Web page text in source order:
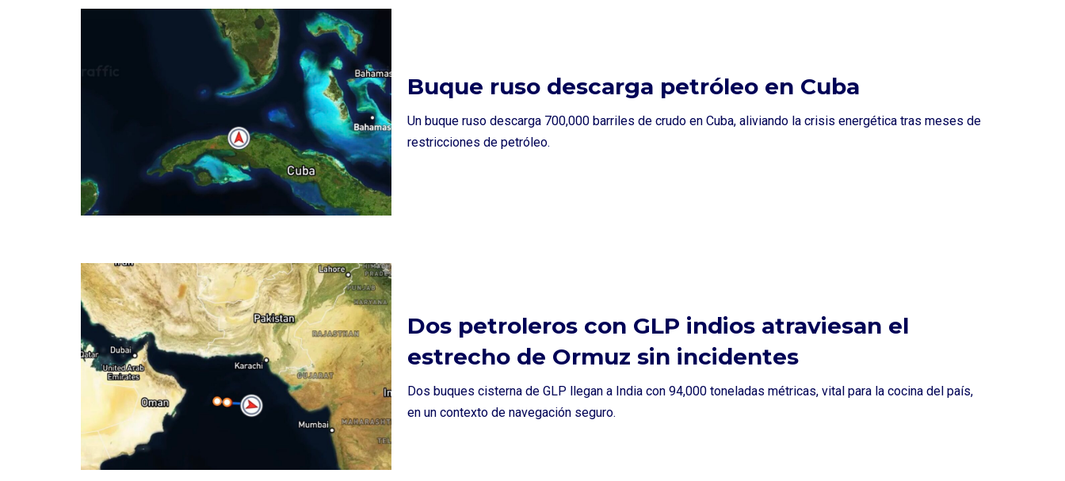
Buque ruso descarga petróleo en Cuba
Un buque ruso descarga 700,000 barriles de crudo en Cuba, aliviando la crisis energética tras meses de
restricciones de petróleo.
Dos petroleros con GLP indios atraviesan el
estrecho de Ormuz sin incidentes
Dos buques cisterna de GLP llegan a India con 94,000 toneladas métricas, vital para la cocina del país,
en un contexto de navegación seguro.